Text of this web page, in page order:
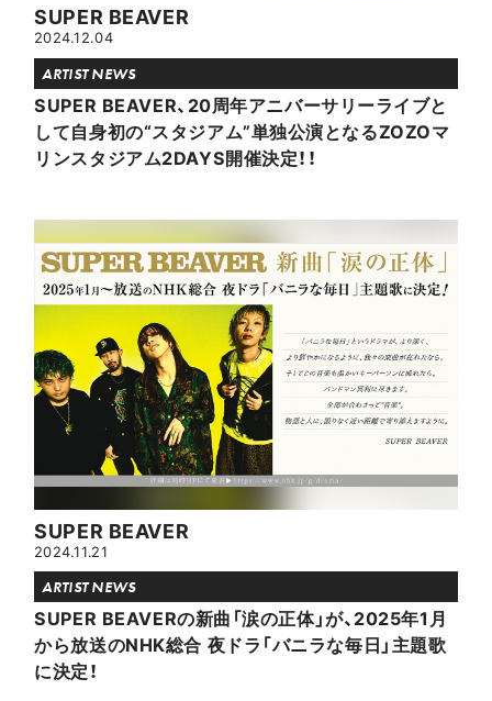
SUPER BEAVER
2024.12.04
ARTIST NEWS
SUPER BEAVER、20周年アニバーサリーライブと
して自身初の“スタジアム”単独公演となるZOZOマ
リンスタジアム2DAYS開催決定！！
SUPER BEAVER
2024.11.21
ARTIST NEWS
SUPER BEAVERの新曲「涙の正体」が、2025年1月
から放送のNHK総合 夜ドラ「バニラな毎日」主題歌
に決定！